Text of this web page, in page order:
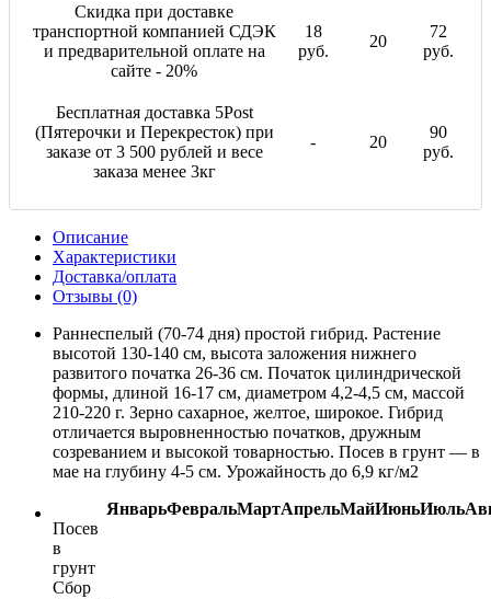
Скидка при доставке
транспортной компанией СДЭК
и предварительной оплате на
сайте - 20%
18
руб.
20
72
руб.
Бесплатная доставка 5Post
(Пятерочки и Перекресток) при
заказе от 3 500 рублей и весе
заказа менее 3кг
- 20
90
руб.
Описание
Характеристики
Доставка/оплата
Отзывы (0)
Раннеспелый (70-74 дня) простой гибрид. Растение
высотой 130-140 см, высота заложения нижнего
развитого початка 26-36 см. Початок цилиндрической
формы, длиной 16-17 см, диаметром 4,2-4,5 см, массой
210-220 г. Зерно сахарное, желтое, широкое. Гибрид
отличается выровненностью початков, дружным
созреванием и высокой товарностью. Посев в грунт — в
мае на глубину 4-5 см. Урожайность до 6,9 кг/м2
ЯнварьФевральМартАпрельМайИюньИюль
Посев
в
грунт
Сбор